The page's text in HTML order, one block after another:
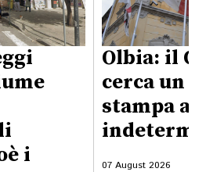
i
Olbia: il
cerca un
stampa a
07 August 2026